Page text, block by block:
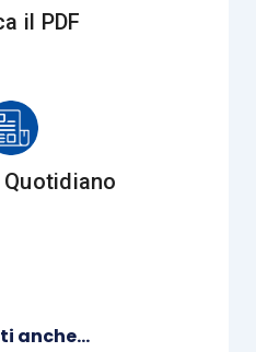
abbia già inviato il
ai sensi del D.Lgs. n.
il PDF
anche...